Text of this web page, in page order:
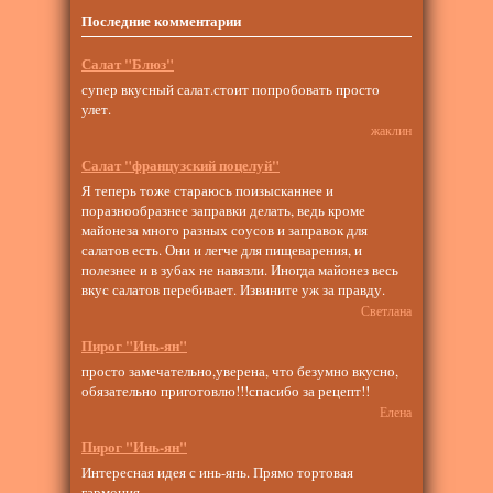
Последние комментарии
Салат "Блюз"
супер вкусный салат.стоит попробовать просто
улет.
жаклин
Салат "французский поцелуй"
Я теперь тоже стараюсь поизысканнее и
поразнообразнее заправки делать, ведь кроме
майонеза много разных соусов и заправок для
салатов есть. Они и легче для пищеварения, и
полезнее и в зубах не навязли. Иногда майонез весь
вкус салатов перебивает. Извините уж за правду.
Светлана
Пирог "Инь-ян"
просто замечательно,уверена, что безумно вкусно,
обязательно приготовлю!!!спасибо за рецепт!!
Елена
Пирог "Инь-ян"
Интересная идея с инь-янь. Прямо тортовая